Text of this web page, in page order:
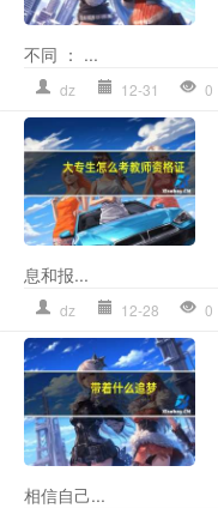
不同 ： ...
dz 12-31 0
息和报...
dz 12-28 0
相信自己...